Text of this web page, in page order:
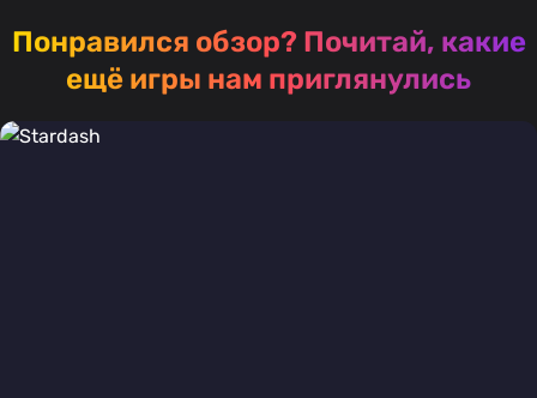
Понравился обзор? Почитай, какие
ещё игры нам приглянулись